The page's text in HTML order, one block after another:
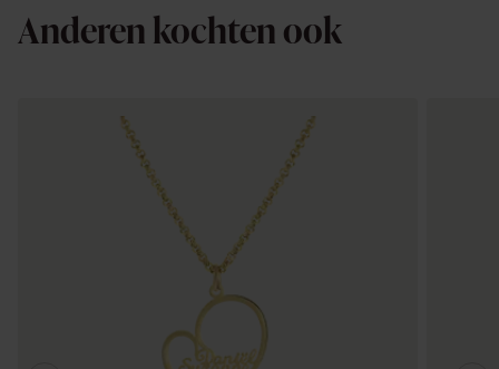
Anderen kochten ook